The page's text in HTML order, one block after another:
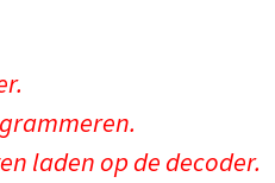
laden op de decoder.